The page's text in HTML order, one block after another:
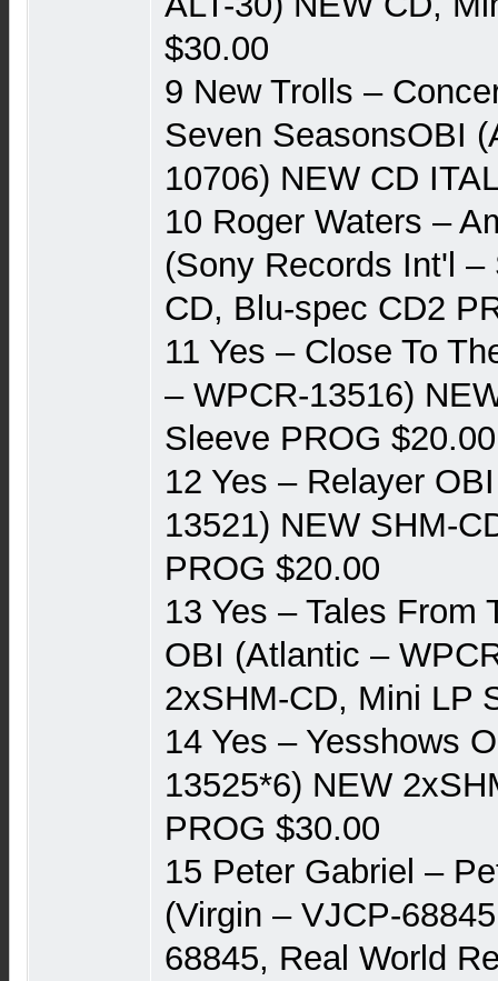
$30.00
9 New Trolls ‎–
Seven SeasonsOBI
10706) NEW CD
10 Roger Waters ‎–
(Sony Records Int'l
CD, Blu-spec CD2
11 Yes ‎– Close To
‎– WPCR-13516)
Sleeve PROG $20.00
12 Yes ‎– Relayer
13521) NEW SHM-
PROG $20.00
13 Yes ‎– Tales From
OBI (Atlantic ‎–
2xSHM-CD, Mini LP
14 Yes ‎– Yesshows
13525*6) NEW
PROG $30.00
15 Peter Gabriel ‎–
(Virgin ‎– VJCP-
68845, Real World